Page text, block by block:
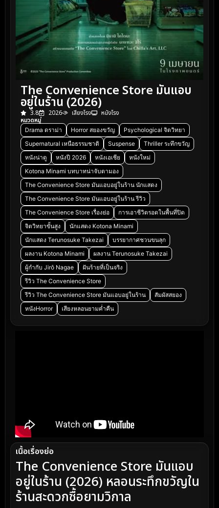
The Convenience Store มันแอบ
อยู่ในร้าน (2026)
3.8 2026 เสียงโรง
หนังโรง
หมวดหมู่
Drama ดราม่า Horror สยองขวัญ
Psychological จิตวิทยา
Supernatural เหนือธรรมชาติ
Suspense
Thriller ระทึกขวัญ
หนังน่าดู
หนังปี 2026 หนังเอเชีย
หนังใหม่
Kotona Minami บทบาทน่าจับตามอง
The Convenience Store มันแอบอยู่ในร้าน นักแสดง
The Convenience Store มันแอบอยู่ในร้าน รีวิว
The Convenience Store เรื่องย่อ
การเอาชีวิตรอดในพื้นที่ปิด
จิตวิทยาขั้นสูง
นักแสดง Kotona Minami
นักแสดง Terunosuke Takezai
บรรยากาศชวนขนลุก
ผลงาน Kotona Minami
ผลงาน Terunosuke Takezai
ผู้กำกับ Jirô Nagae
ฝันร้ายที่เป็นจริง
รีวิว The Convenience Store
รีวิว The Convenience Store มันแอบอยู่ในร้าน
สัมผัสสยอง
หนังHorror
เสียงหลอนยามค่ำคืน
เนื้อเรื่องย่อ
The Convenience Store มันแอบ
อยู่ในร้าน (2026) หลอนระทึกขวัญใน
ร้านสะดวกซื้อยามวิกาล